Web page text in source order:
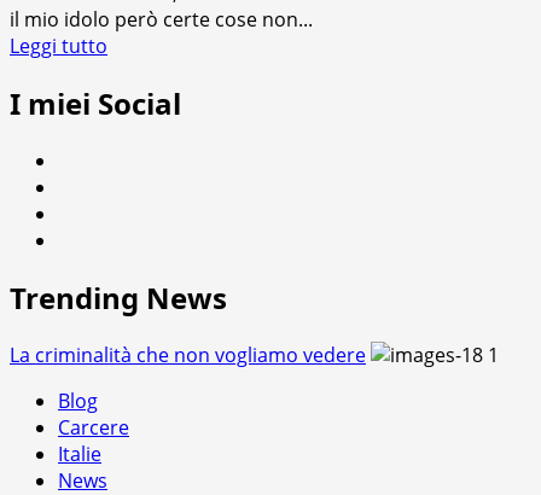
il mio idolo però certe cose non...
Leggi tutto
più
sindaco
di
I miei Social
Trending News
La criminalità che non vogliamo vedere
1
Blog
Carcere
Italie
News